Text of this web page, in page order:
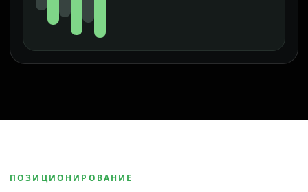
ПОЗИЦИОНИРОВАНИЕ